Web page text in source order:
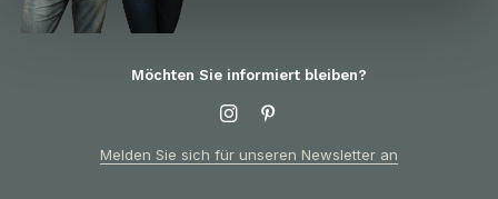
Möchten Sie informiert bleiben?
Melden Sie sich für unseren Newsletter an